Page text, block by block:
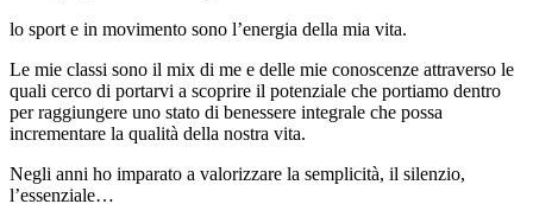
lo sport e in movimento sono l’energia della mia vita.
Le mie classi sono il mix di me e delle mie conoscenze attraverso le
quali cerco di portarvi a scoprire il potenziale che portiamo dentro
per raggiungere uno stato di benessere integrale che possa
incrementare la qualità della nostra vita.
Negli anni ho imparato a valorizzare la semplicità, il silenzio,
l’essenziale…